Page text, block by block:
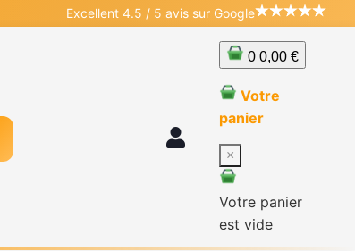
Excellent 4.5 / 5 avis sur Google
0 0,00 €
Votre
panier
×
Votre panier
est vide